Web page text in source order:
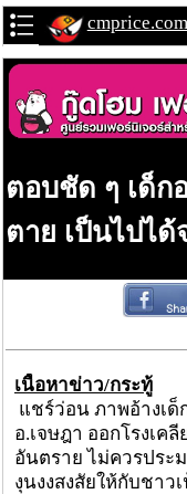
ตอบชัด ๆ เด็ก
ตาย เป็นไปได้
เนื้อหาข่าว/กระทู้
แชร์ว่อน ภาพอ้างเ
อ.เจษฎา ออกโรงเค
อันตราย ไม่ควรป
งุนงงสงสัยให้กับชา